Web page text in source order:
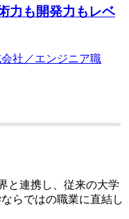
力も開発力もレベ
社／エンジニア職
と連携し、従来の大学
らではの職業に直結し